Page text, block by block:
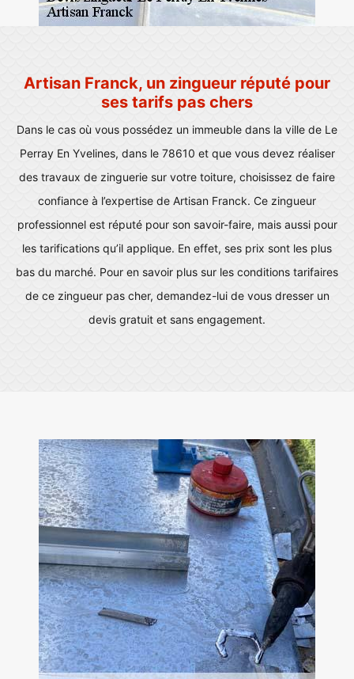
Artisan Franck, un zingueur réputé pour
ses tarifs pas chers
Dans le cas où vous possédez un immeuble dans la ville de Le
Perray En Yvelines, dans le 78610 et que vous devez réaliser
des travaux de zinguerie sur votre toiture, choisissez de faire
confiance à l’expertise de Artisan Franck. Ce zingueur
professionnel est réputé pour son savoir-faire, mais aussi pour
les tarifications qu’il applique. En effet, ses prix sont les plus
bas du marché. Pour en savoir plus sur les conditions tarifaires
de ce zingueur pas cher, demandez-lui de vous dresser un
devis gratuit et sans engagement.